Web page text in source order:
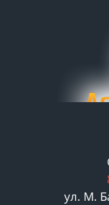
ул. М.